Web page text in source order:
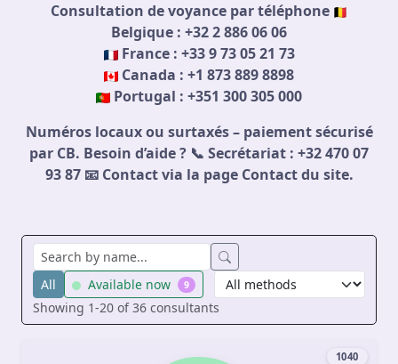
Consultation de voyance par téléphone
Belgique : +32 2 886 06 06
France : +33 9 73 05 21 73
Canada : +1 873 889 8898
Portugal : +351 300 305 000
Numéros locaux ou surtaxés – paiement sécurisé
par CB. Besoin d’aide ? 📞 Secrétariat : +32 470 07
93 87 📧 Contact via la page Contact du site.
All Available now 9
Showing 1-20 of 36 consultants
1040